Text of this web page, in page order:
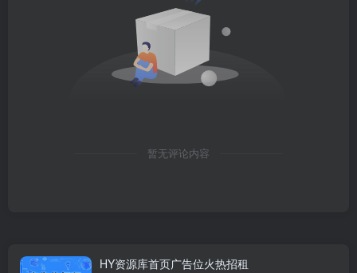
暂无评论内容
HY资源库首页广告位火热招租